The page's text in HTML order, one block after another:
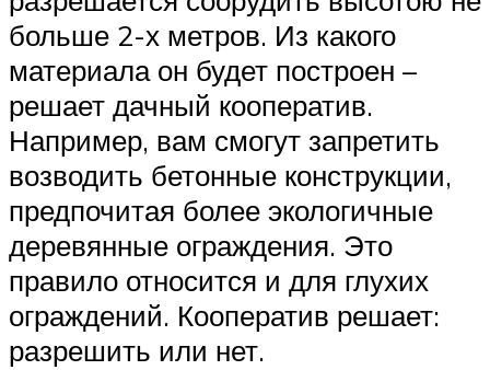
больше 2-х метров. Из какого
материала он будет построен –
решает дачный кооператив.
Например, вам смогут запретить
возводить бетонные конструкции,
предпочитая более экологичные
деревянные ограждения. Это
правило относится и для глухих
ограждений. Кооператив решает:
разрешить или нет.